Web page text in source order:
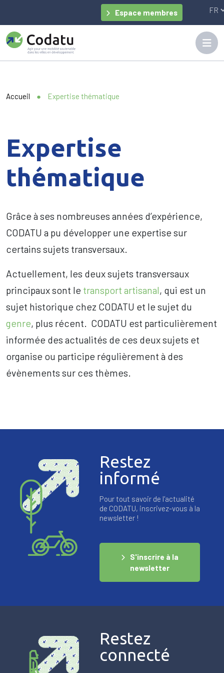
Espace membres
Accueil ● Expertise thématique
Expertise
thématique
Grâce à ses nombreuses années d’expérience,
CODATU a pu développer une expertise sur
certains sujets transversaux.
Actuellement, les deux sujets transversaux
principaux sont le transport artisanal, qui est un
sujet historique chez CODATU et le sujet du
genre, plus récent. CODATU est particulièrement
informée des actualités de ces deux sujets et
organise ou participe régulièrement à des
évènements sur ces thèmes.
Restez
informé
Pour tout savoir de l'actualité
de CODATU, inscrivez-vous à la
newsletter !
S'inscrire à la
newsletter
Restez
connecté
Panneau de gestion des cookies